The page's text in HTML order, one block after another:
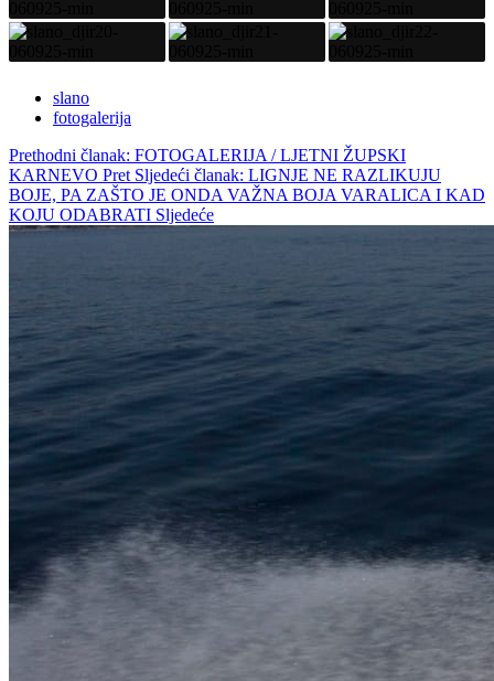
slano
fotogalerija
Prethodni članak: FOTOGALERIJA / LJETNI ŽUPSKI
KARNEVO Pret Sljedeći članak: LIGNJE NE RAZLIKUJU
BOJE, PA ZAŠTO JE ONDA VAŽNA BOJA VARALICA I KAD
KOJU ODABRATI Sljedeće